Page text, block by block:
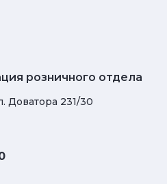
розничного отдела
Доватора 231/30